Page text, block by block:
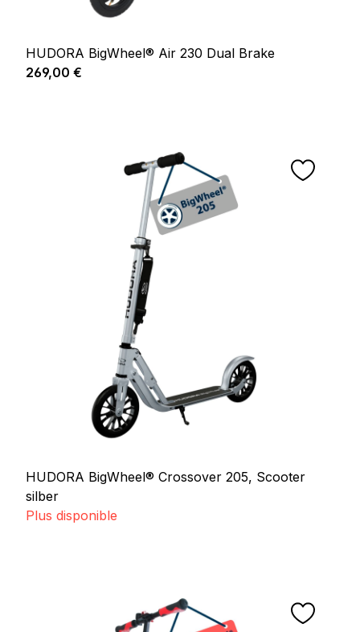
HUDORA BigWheel® Air 230 Dual Brake
Prix régulier :
269,00 €
HUDORA BigWheel® Crossover 205, Scooter
silber
Plus disponible